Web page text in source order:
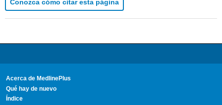
Conozca cómo citar esta página
Acerca de MedlinePlus
Qué hay de nuevo
Índice